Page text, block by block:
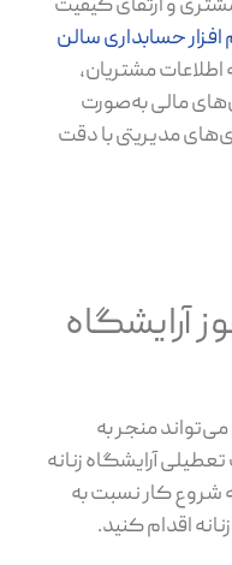
و ارتقای کیفیت
افزار حسابداری سالن
مشتریان،
مالی به‌صورت
مدیریتی با دقت
آرایشگاه
می‌تواند منجر به
آرایشگاه زنانه
شروع کار نسبت به
اقدام کنید.